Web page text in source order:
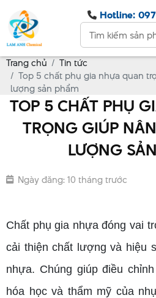
Hotline:
Trang chủ
Tin tức
Top 5 chất phụ gia nhựa quan
lượng sản phẩm
TOP 5 CHẤT PHỤ
TRỌNG GIÚP
LƯỢNG
Ngày đăng: 10 tháng trước
Chất phụ gia nhựa đóng vai
cải thiện chất lượng và hiệu
nhựa. Chúng giúp điều
hóa học và thẩm mỹ của